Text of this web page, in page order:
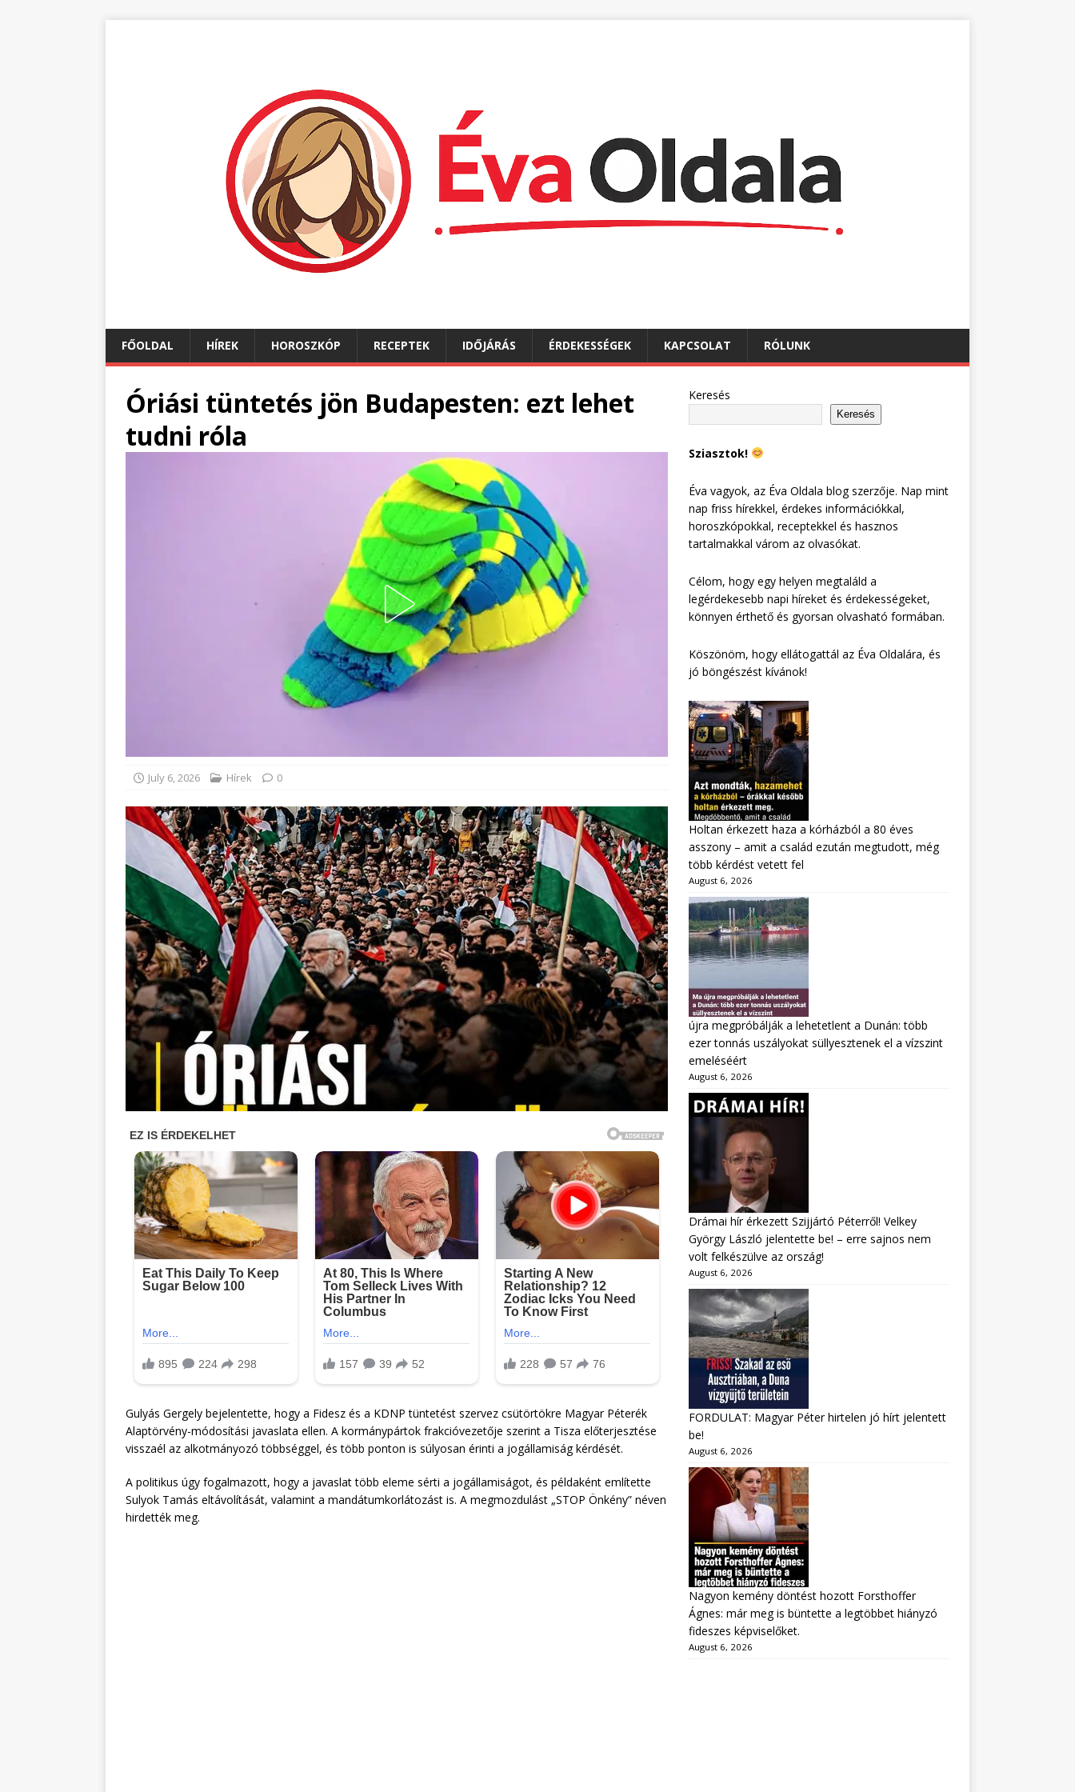
FŐOLDAL HÍREK HOROSZKÓP RECEPTEK IDŐJÁRÁS ÉRDEKESSÉGEK KAPCSOLAT RÓLUNK
Óriási tüntetés jön Budapesten: ezt lehet
tudni róla
July 6, 2026 Hírek 0
Gulyás Gergely bejelentette, hogy a Fidesz és a KDNP tüntetést szervez csütörtökre Magyar Péterék
Alaptörvény-módosítási javaslata ellen. A kormánypártok frakcióvezetője szerint a Tisza előterjesztése
visszaél az alkotmányozó többséggel, és több ponton is súlyosan érinti a jogállamiság kérdését.
A politikus úgy fogalmazott, hogy a javaslat több eleme sérti a jogállamiságot, és példaként említette
Sulyok Tamás eltávolítását, valamint a mandátumkorlátozást is. A megmozdulást „STOP Önkény” néven
hirdették meg.
Keresés
Keresés
Sziasztok!
Éva vagyok, az Éva Oldala blog szerzője. Nap mint
nap friss hírekkel, érdekes információkkal,
horoszkópokkal, receptekkel és hasznos
tartalmakkal várom az olvasókat.
Célom, hogy egy helyen megtaláld a
legérdekesebb napi híreket és érdekességeket,
könnyen érthető és gyorsan olvasható formában.
Köszönöm, hogy ellátogattál az Éva Oldalára, és
jó böngészést kívánok!
Holtan érkezett haza a kórházból a 80 éves
asszony – amit a család ezután megtudott, még
több kérdést vetett fel
August 6, 2026
újra megpróbálják a lehetetlent a Dunán: több
ezer tonnás uszályokat süllyesztenek el a vízszint
emeléséért
August 6, 2026
Drámai hír érkezett Szijjártó Péterről! Velkey
György László jelentette be! – erre sajnos nem
volt felkészülve az ország!
August 6, 2026
FORDULAT: Magyar Péter hirtelen jó hírt jelentett
be!
August 6, 2026
Nagyon kemény döntést hozott Forsthoffer
Ágnes: már meg is büntette a legtöbbet hiányzó
fideszes képviselőket.
August 6, 2026